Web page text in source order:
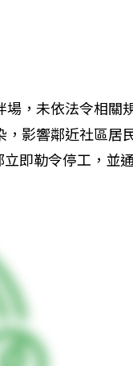
，未依法令相關
影響鄰近社區居
即勒令停工，並